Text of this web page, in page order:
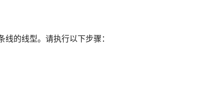
的线型。请执行以下步骤：